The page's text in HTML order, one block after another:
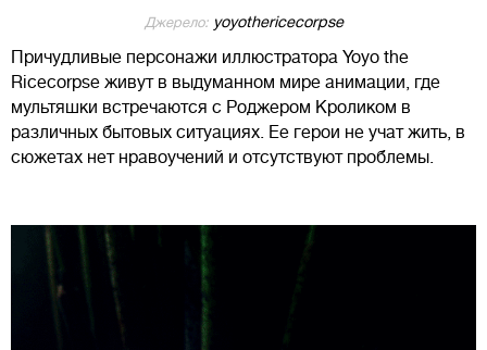
Джерело:yoyothericecorpse
Причудливые персонажи иллюстратора Yoyo the
Ricecorpse живут в выдуманном мире анимации, где
мультяшки встречаются с Роджером Кроликом в
различных бытовых ситуациях. Ее герои не учат жить, в
сюжетах нет нравоучений и отсутствуют проблемы.